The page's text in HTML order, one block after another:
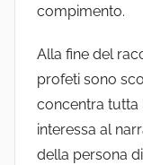
compimento.
Alla fine del
profeti sono
concentra tutta
interessa al
della persona